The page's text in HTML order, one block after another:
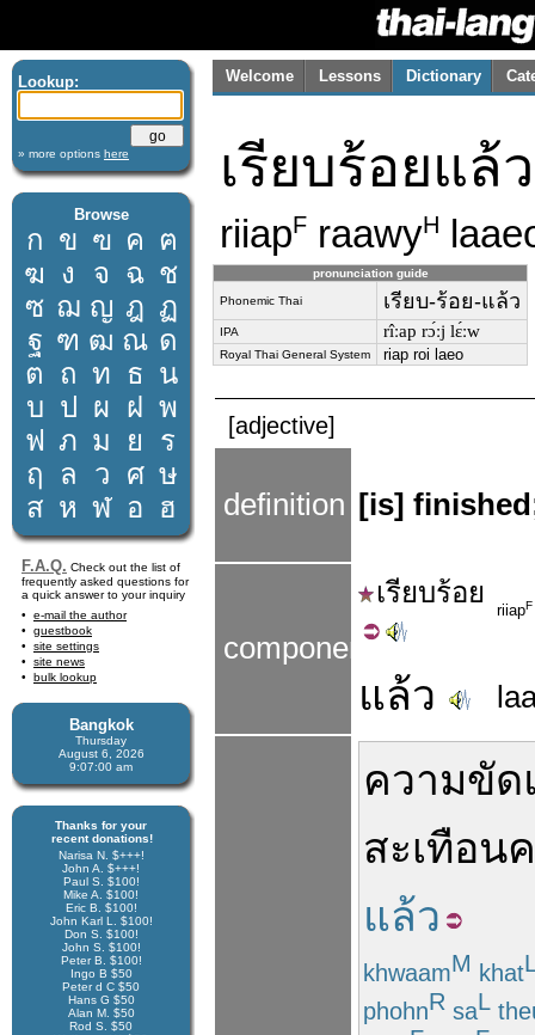
Lookup:
» more options here
Browse
ก ข ฃ ค ฅ
ฆ ง จ ฉ ช
ซ ฌ ญ ฎ ฏ
ฐ ฑ ฒ ณ ด
ต ถ ท ธ น
บ ป ผ ฝ พ
ฟ ภ ม ย
ร
ฤ
ล ว ศ ษ
ส ห ฬ อ ฮ
F.A.Q. Check out the list of
frequently asked questions for
a quick answer to your inquiry
e-mail the author
guestbook
site settings
site news
bulk lookup
Bangkok
Thursday
August 6, 2026
9:07:00 am
Thanks for your
recent donations!
Narisa N. $+++!
John A. $+++!
Paul S. $100!
Mike A. $100!
Eric B. $100!
John Karl L. $100!
Don S. $100!
John S. $100!
Peter B. $100!
Ingo B $50
Peter d C $50
Hans G $50
Alan M. $50
Rod S. $50
Welcome Lessons Dictionary
เรียบร้อยแล้ว
riiapF raawyH
pronunciation guide
Phonemic Thai เรียบ-ร้อย-แล้ว
IPA rîːap rɔ́ːj lɛ́ːw
Royal Thai General System riap roi laeo
[adjective]
definition [is]
components
เรียบร้อย
riiapF
แล้ว
ความขัด
สะเทือน
แล้ว
khwaamM khat
phohnR saL